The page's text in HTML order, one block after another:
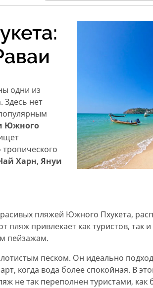
одни из
Здесь нет
Южного
Харн, Януи
пляжей Южного Пхукета,
привлекает как туристов, так
пейзажам.
песком. Он идеально
когда вода более спокойная. В
не так переполнен туристами,